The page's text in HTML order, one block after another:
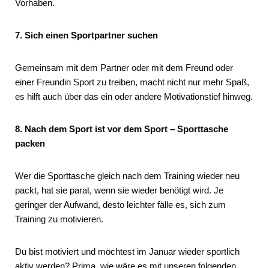
Vorhaben.
7. Sich einen Sportpartner suchen
Gemeinsam mit dem Partner oder mit dem Freund oder
einer Freundin Sport zu treiben, macht nicht nur mehr Spaß,
es hilft auch über das ein oder andere Motivationstief hinweg.
8. Nach dem Sport ist vor dem Sport – Sporttasche
packen
Wer die Sporttasche gleich nach dem Training wieder neu
packt, hat sie parat, wenn sie wieder benötigt wird. Je
geringer der Aufwand, desto leichter fälle es, sich zum
Training zu motivieren.
Du bist motiviert und möchtest im Januar wieder sportlich
aktiv werden? Prima, wie wäre es mit unseren folgenden